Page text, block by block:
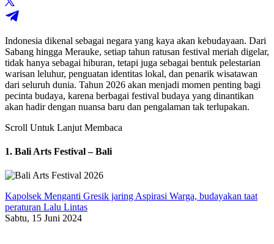
Indonesia dikenal sebagai negara yang kaya akan kebudayaan. Dari
Sabang hingga Merauke, setiap tahun ratusan festival meriah digelar,
tidak hanya sebagai hiburan, tetapi juga sebagai bentuk pelestarian
warisan leluhur, penguatan identitas lokal, dan penarik wisatawan
dari seluruh dunia. Tahun 2026 akan menjadi momen penting bagi
pecinta budaya, karena berbagai festival budaya yang dinantikan
akan hadir dengan nuansa baru dan pengalaman tak terlupakan.
Scroll Untuk Lanjut Membaca
1. Bali Arts Festival – Bali
Kapolsek Menganti Gresik jaring Aspirasi Warga, budayakan taat
peraturan Lalu Lintas
Sabtu, 15 Juni 2024